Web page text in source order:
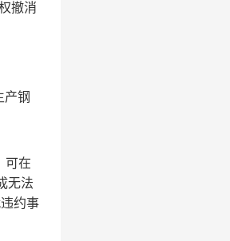
撤消
钢
可在
无法
约事